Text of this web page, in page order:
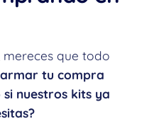
que todo
tu compra
nuestros kits ya